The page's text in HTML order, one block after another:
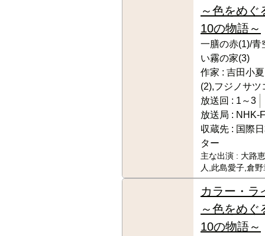
～色をめぐ
10の物語～
一膳の赤(1)/青
い霧の家(3)
作家 : 吉田小
(2),フジノサツ
放送回 : 1～3
放送局 : NHK-
収蔵先 : 国際
ター
主な出演 : 大路
人,此島愛子,倉
カラー・ラ
～色をめぐ
10の物語～